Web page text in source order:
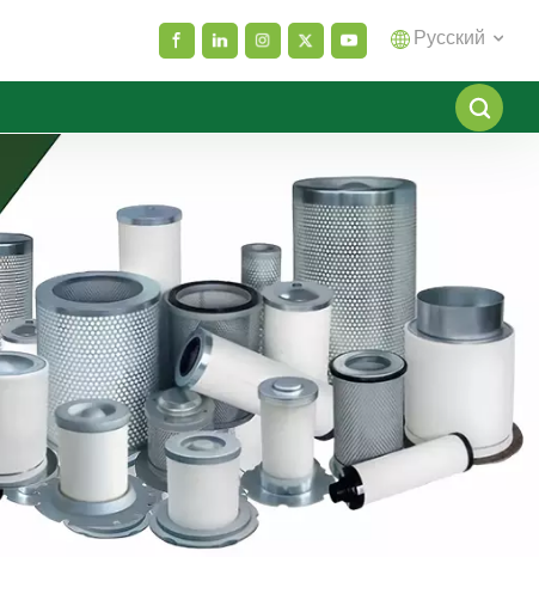
Русский
español
العربية
русский
Melayu